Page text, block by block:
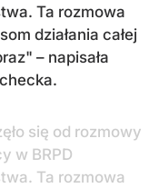
Ta rozmowa
działania całej
– napisała
się od rozmowy
w BRPD
Ta rozmowa